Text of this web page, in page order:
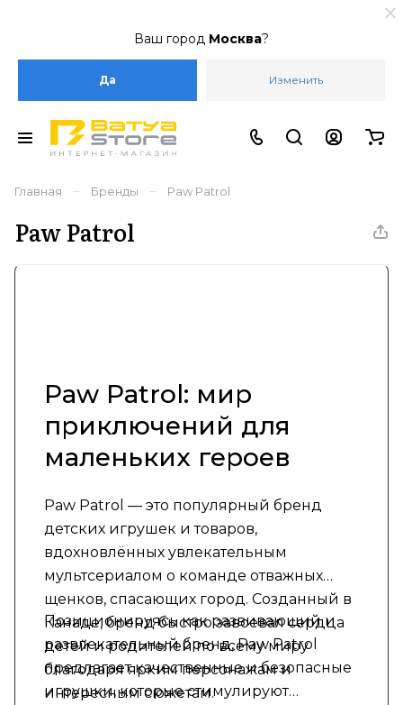
Ваш город Москва?
Да Изменить
Главная – Бренды – Paw Patrol
Paw Patrol
Paw Patrol: мир
приключений для
маленьких героев
Paw Patrol — это популярный бренд
детских игрушек и товаров,
вдохновлённых увлекательным
мультсериалом о команде отважных
щенков, спасающих город. Созданный в
Канаде, бренд быстро завоевал сердца
детей и родителей по всему миру
благодаря ярким персонажам и
интересным сюжетам.
Позиционируясь как развивающий и
развлекательный бренд, Paw Patrol
предлагает качественные и безопасные
игрушки, которые стимулируют